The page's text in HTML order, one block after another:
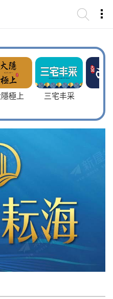
三宅丰采